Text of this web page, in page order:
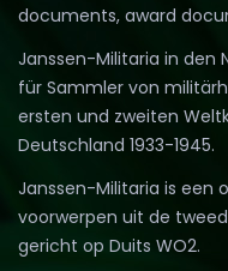
documents, award
Janssen-Militaria in den
für Sammler von
ersten und zweiten
Deutschland 1933-1945.
Janssen-Militaria is een
voorwerpen uit de
gericht op Duits WO2.